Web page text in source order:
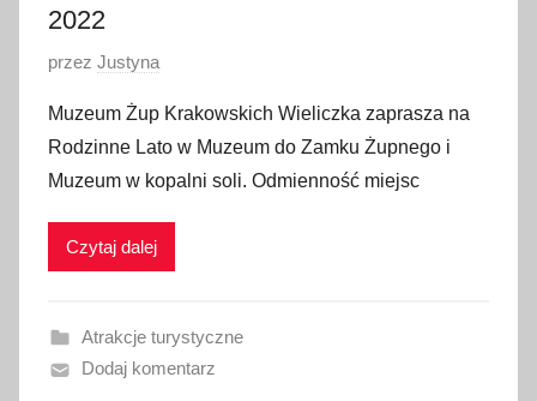
2
2022
O
u
b
l
i
a
n
przez Justyna
Muzeum Żup Krakowskich Wieliczka zaprasza na
Rodzinne Lato w Muzeum do Zamku Żupnego i
Muzeum w kopalni soli. Odmienność miejsc
Czytaj dalej
Atrakcje turystyczne
Dodaj komentarz